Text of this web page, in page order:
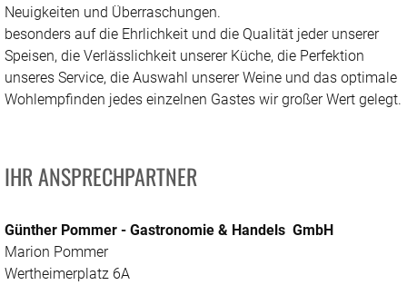
Neuigkeiten und Überraschungen.
besonders auf die Ehrlichkeit und die Qualität jeder unserer
Speisen, die Verlässlichkeit unserer Küche, die Perfektion
unseres Service, die Auswahl unserer Weine und das optimale
Wohlempfinden jedes einzelnen Gastes wir großer Wert gelegt.
IHR ANSPRECHPARTNER
Günther Pommer - Gastronomie & Handels GmbH
Marion Pommer
Wertheimerplatz 6A